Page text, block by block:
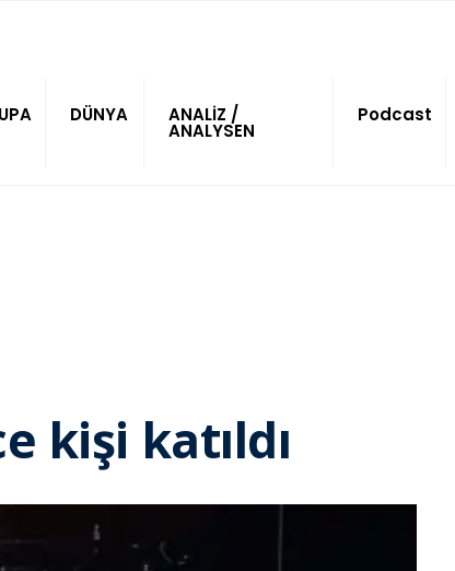
DÜNYA ANALİZ /
ANALYSEN
Podcast
kişi katıldı